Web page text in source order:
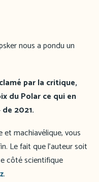
nous a pondu un
par la critique,
du Polar ce qui en
2021.
et machiavélique, vous
Le fait que l’auteur soit
côté scientifique
.